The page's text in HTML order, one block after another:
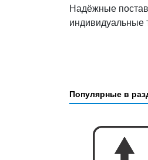
Надёжные
Популярные в